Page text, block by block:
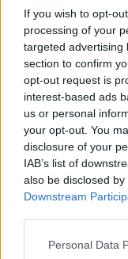
If you wish to opt-
processing of your
targeted advertising
section to confirm
opt-out request is
interest-based ads
us or personal
your opt-out. You
disclosure of your
IAB’s list of
also be disclosed
Downstream
Please note that
Personal Data
gendarmerie
l’intervention du
Deux gendarmes
ministre de
place.
AUTEUR
Julien